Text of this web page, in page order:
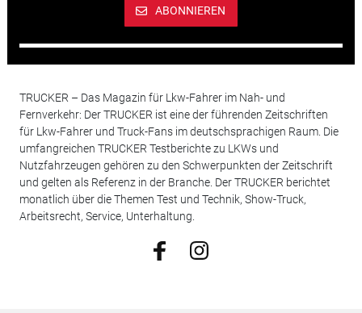
ABONNIEREN
TRUCKER – Das Magazin für Lkw-Fahrer im Nah- und
Fernverkehr: Der TRUCKER ist eine der führenden Zeitschriften
für Lkw-Fahrer und Truck-Fans im deutschsprachigen Raum. Die
umfangreichen TRUCKER Testberichte zu LKWs und
Nutzfahrzeugen gehören zu den Schwerpunkten der Zeitschrift
und gelten als Referenz in der Branche. Der TRUCKER berichtet
monatlich über die Themen Test und Technik, Show-Truck,
Arbeitsrecht, Service, Unterhaltung.